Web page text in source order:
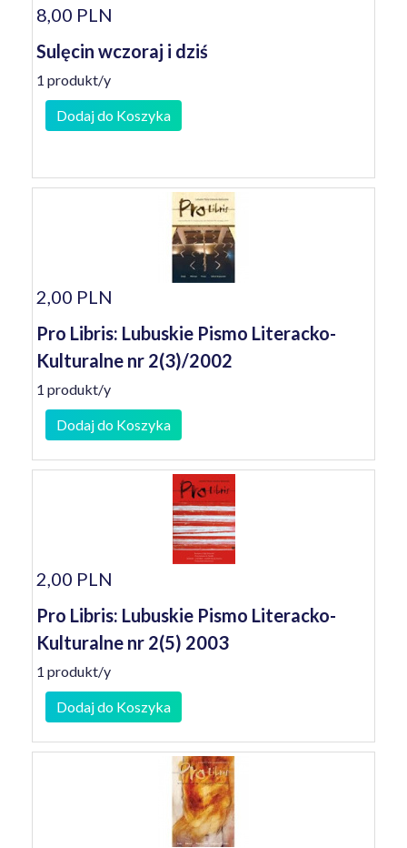
8,00 PLN
Sulęcin wczoraj i dziś
1 produkt/y
Dodaj do Koszyka
2,00 PLN
Pro Libris: Lubuskie Pismo Literacko-
Kulturalne nr 2(3)/2002
1 produkt/y
Dodaj do Koszyka
2,00 PLN
Pro Libris: Lubuskie Pismo Literacko-
Kulturalne nr 2(5) 2003
1 produkt/y
Dodaj do Koszyka